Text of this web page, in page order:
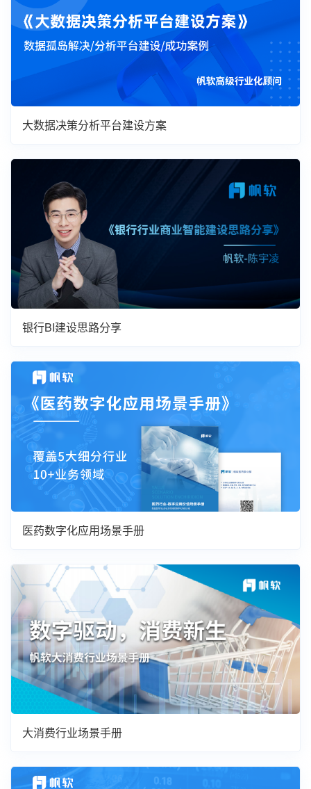
大数据决策分析平台建设方案
银行BI建设思路分享
医药数字化应用场景手册
大消费行业场景手册